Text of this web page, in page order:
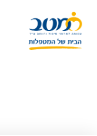
Verso
Durante